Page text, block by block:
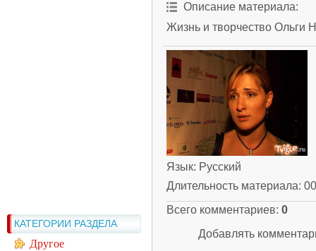
КАТЕГОРИИ РАЗДЕЛА
Другое
Описание материала:
Жизнь и творчество Ольги
Язык: Русский
Длительность материала:
Всего комментариев: 0
Добавлять